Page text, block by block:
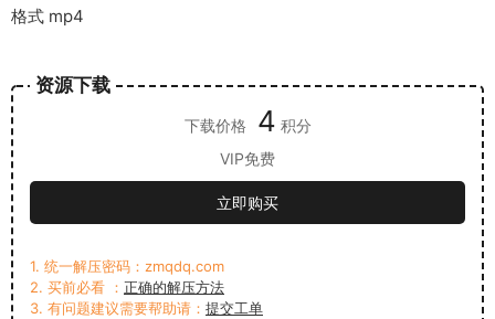
格式 mp4
资源下载
下载价格 4 积分
VIP免费
立即购买
1. 统一解压密码：zmqdq.com
2. 买前必看 ： 正确的解压方法
3. 有问题建议需要帮助请： 提交工单